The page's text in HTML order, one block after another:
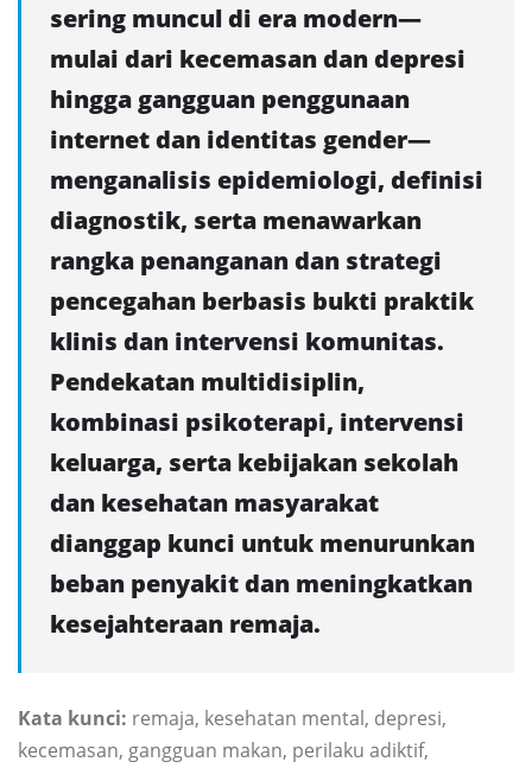
sering muncul di era modern—
mulai dari kecemasan dan depresi
hingga gangguan penggunaan
internet dan identitas gender—
menganalisis epidemiologi, definisi
diagnostik, serta menawarkan
rangka penanganan dan strategi
pencegahan berbasis bukti praktik
klinis dan intervensi komunitas.
Pendekatan multidisiplin,
kombinasi psikoterapi, intervensi
keluarga, serta kebijakan sekolah
dan kesehatan masyarakat
dianggap kunci untuk menurunkan
beban penyakit dan meningkatkan
kesejahteraan remaja.
Kata kunci: remaja, kesehatan mental, depresi,
kecemasan, gangguan makan, perilaku adiktif,